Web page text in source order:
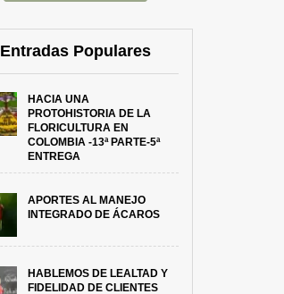
Entradas Populares
HACIA UNA
PROTOHISTORIA DE LA
FLORICULTURA EN
COLOMBIA -13ª PARTE-5ª
ENTREGA
APORTES AL MANEJO
INTEGRADO DE ÁCAROS
HABLEMOS DE LEALTAD Y
FIDELIDAD DE CLIENTES